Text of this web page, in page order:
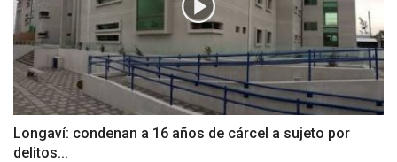
Longaví: condenan a 16 años de cárcel a sujeto por
delitos...